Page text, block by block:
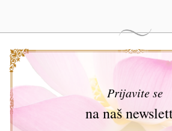
Prijavite se
na naš